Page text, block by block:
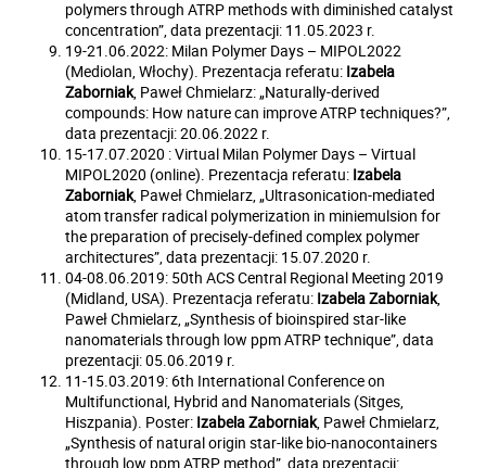
polymers through ATRP methods with diminished catalyst
concentration”, data prezentacji: 11.05.2023 r.
19-21.06.2022: Milan Polymer Days – MIPOL2022
(Mediolan, Włochy). Prezentacja referatu: Izabela
Zaborniak, Paweł Chmielarz: „Naturally-derived
compounds: How nature can improve ATRP techniques?”,
data prezentacji: 20.06.2022 r.
15-17.07.2020 : Virtual Milan Polymer Days – Virtual
MIPOL2020 (online). Prezentacja referatu: Izabela
Zaborniak, Paweł Chmielarz, „Ultrasonication‐mediated
atom transfer radical polymerization in miniemulsion for
the preparation of precisely-defined complex polymer
architectures”, data prezentacji: 15.07.2020 r.
04-08.06.2019: 50th ACS Central Regional Meeting 2019
(Midland, USA). Prezentacja referatu: Izabela Zaborniak,
Paweł Chmielarz, „Synthesis of bioinspired star-like
nanomaterials through low ppm ATRP technique”, data
prezentacji: 05.06.2019 r.
11-15.03.2019: 6th International Conference on
Multifunctional, Hybrid and Nanomaterials (Sitges,
Hiszpania). Poster: Izabela Zaborniak, Paweł Chmielarz,
„Synthesis of natural origin star-like bio-nanocontainers
through low ppm ATRP method”, data prezentacji: